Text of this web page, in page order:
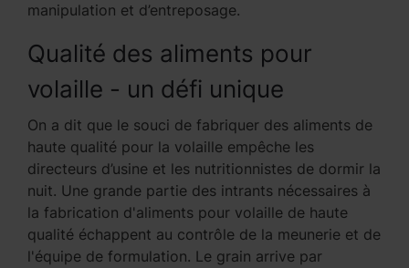
manipulation et d’entreposage.
Qualité des aliments pour
volaille - un défi unique
On a dit que le souci de fabriquer des aliments de
haute qualité pour la volaille empêche les
directeurs d’usine et les nutritionnistes de dormir la
nuit. Une grande partie des intrants nécessaires à
la fabrication d'aliments pour volaille de haute
qualité échappent au contrôle de la meunerie et de
l'équipe de formulation. Le grain arrive par